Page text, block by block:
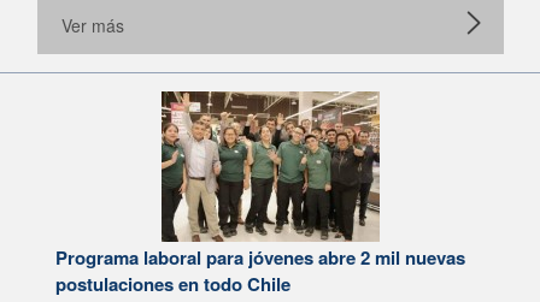
Ver más
Programa laboral para jóvenes abre 2 mil nuevas
postulaciones en todo Chile